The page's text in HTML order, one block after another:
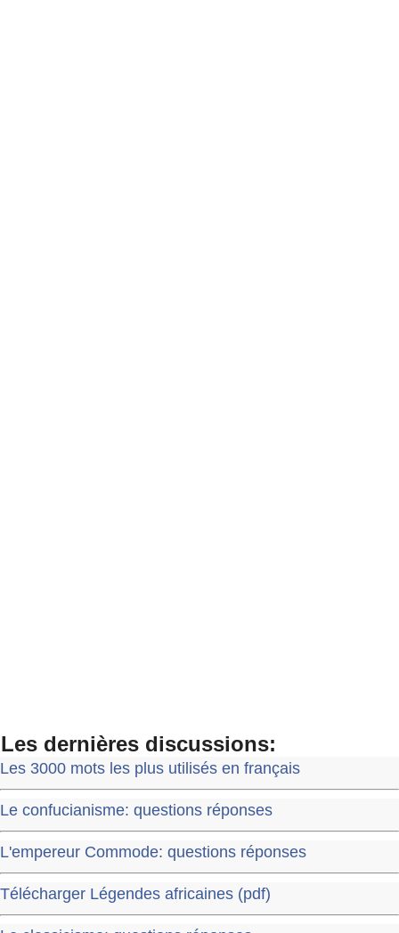
Les dernières discussions:
Les 3000 mots les plus utilisés en français
Le confucianisme: questions réponses
L'empereur Commode: questions réponses
Télécharger Légendes africaines (pdf)